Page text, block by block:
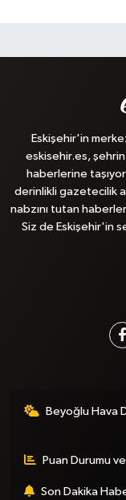
Eskişehir'in
eskisehir.es,
haberlerine
derinlikli gazetecilik
nabzını tutan
Siz de Eskişehir'in
Beyoğlu Hava
Puan Durumu
Son Dakika